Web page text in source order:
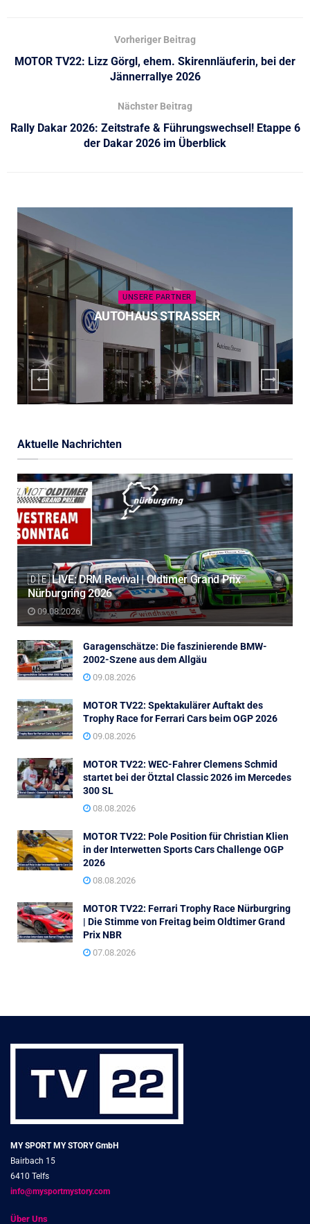
Vorheriger Beitrag
MOTOR TV22: Lizz Görgl, ehem. Skirennläuferin, bei der
Jännerrallye 2026
Nächster Beitrag
Rally Dakar 2026: Zeitstrafe & Führungswechsel! Etappe 6
der Dakar 2026 im Überblick
UNSERE PARTNER
AUTOHAUS STRASSER
Aktuelle Nachrichten
🇩🇪 LIVE: DRM Revival | Oldtimer Grand Prix
Nürburgring 2026
09.08.2026
Garagenschätze: Die faszinierende BMW-
2002-Szene aus dem Allgäu
09.08.2026
MOTOR TV22: Spektakulärer Auftakt des
Trophy Race for Ferrari Cars beim OGP 2026
09.08.2026
MOTOR TV22: WEC-Fahrer Clemens Schmid
startet bei der Ötztal Classic 2026 im Mercedes
300 SL
08.08.2026
MOTOR TV22: Pole Position für Christian Klien
in der Interwetten Sports Cars Challenge OGP
2026
08.08.2026
MOTOR TV22: Ferrari Trophy Race Nürburgring
| Die Stimme von Freitag beim Oldtimer Grand
Prix NBR
07.08.2026
MY SPORT MY STORY GmbH
Bairbach 15
6410 Telfs
info@mysportmystory.com
Über Uns